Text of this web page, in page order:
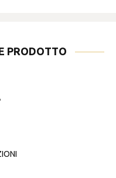
PRODOTTO